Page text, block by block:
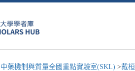
中藥機制與質量全國重點實驗室(SKL) >戴